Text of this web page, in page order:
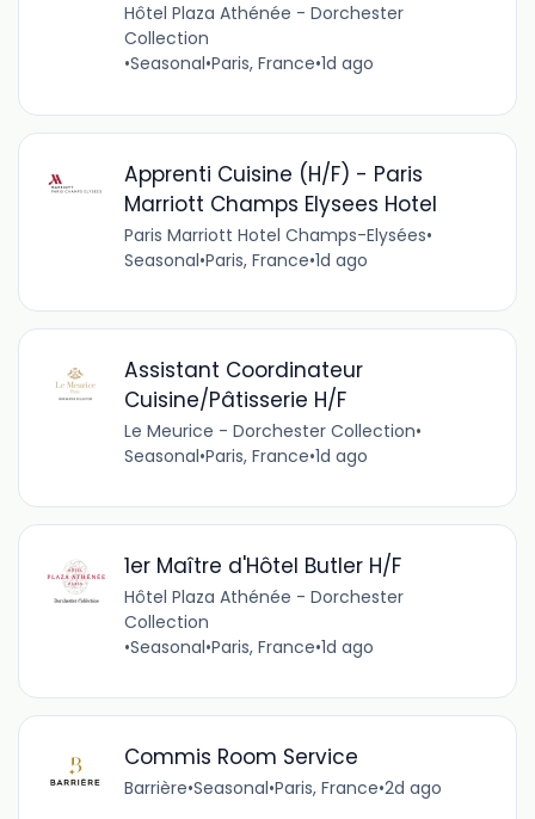
Hôtel Plaza Athénée - Dorchester
Collection
•Seasonal•Paris, France•1d ago
Apprenti Cuisine (H/F) - Paris
Marriott Champs Elysees Hotel
Paris Marriott Hotel Champs-Elysées•
Seasonal•Paris, France•1d ago
Assistant Coordinateur
Cuisine/Pâtisserie H/F
Le Meurice - Dorchester Collection•
Seasonal•Paris, France•1d ago
1er Maître d'Hôtel Butler H/F
Hôtel Plaza Athénée - Dorchester
Collection
•Seasonal•Paris, France•1d ago
Commis Room Service
Barrière•Seasonal•Paris, France•2d ago